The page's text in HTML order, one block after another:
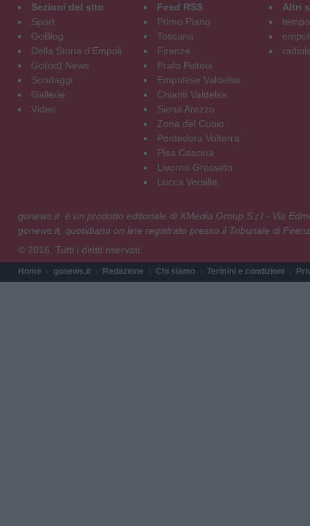
Sezioni del sito
Sport
GoBlog
Della Storia d'Empoli
Go(od) News
Sondaggi
Gallerie
Video
Feed RSS
Primo Piano
Toscana
Firenze
Prato Pistoia
Empolese Valdelsa
Chianti Valdelsa
Siena Arezzo
Zona del Cuoio
Pontedera Volterra
Pisa Cascina
Livorno Grosseto
Lucca Versilia
Altri
gonews.it è un prodotto editoriale di XMedia Group S.r.l - Via
gonews.it, quotidiano on line registrato presso il Tribunale di
© 2016. Tutti i diritti riservati.
Home gonews.it Redazione Chi siamo Termini e condizioni